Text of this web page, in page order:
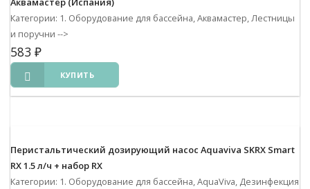
Категории: 1. Оборудование для бассейна, Аквамастер, Лестницы
и поручни -->
583 ₽
КУПИТЬ
Перистальтический дозирующий насос Aquaviva SKRX Smart
RX 1.5 л/ч + набор RX
Категории: 1. Оборудование для бассейна, AquaViva, Дезинфекция